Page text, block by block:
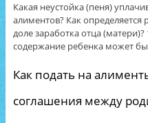
Какая неустойка (пеня)
алиментов? Как
доле заработка отца
содержание ребенка может
Как подать на
соглашения между